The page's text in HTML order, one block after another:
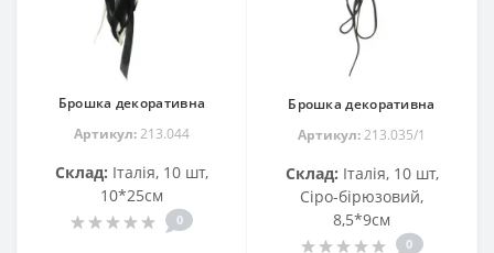
Брошка декоративна
Артикул:213.044
Склад: Італія, 10 шт,
10*25см
0
Брошка декоративна
Артикул:213.035/1
Склад: Італія, 10 шт,
Сіро-бірюзовий,
8,5*9см
0